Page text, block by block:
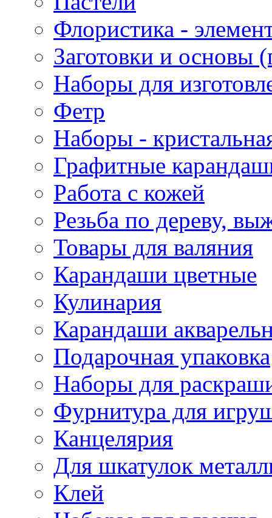
Флористика -
Заготовки и основы
Наборы для
Фетр
Наборы -
Графитные
Работа с кожей
Резьба по дереву,
Товары для валяния
Карандаши цветные
Кулинария
Карандаши
Подарочная упаковка
Наборы для
Фурнитура для
Канцелярия
Для шкатулок
Клей